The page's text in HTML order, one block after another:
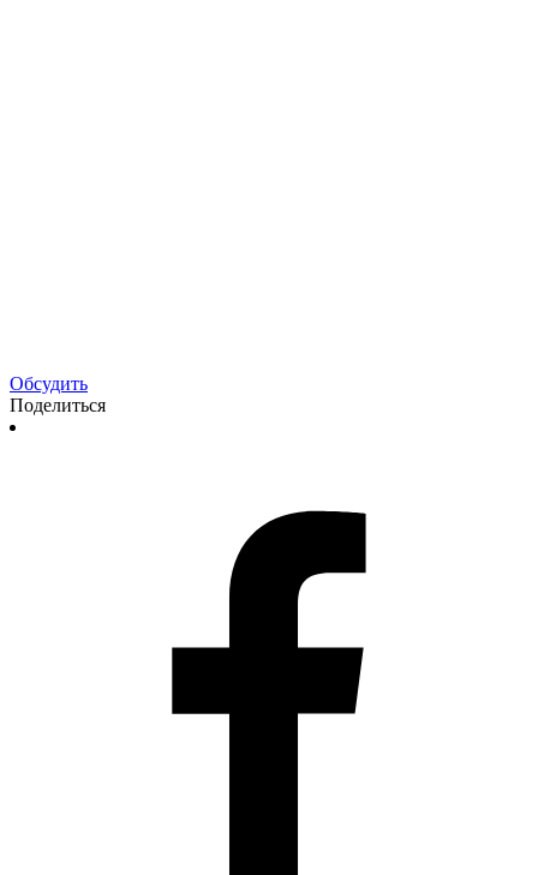
Обсудить
Поделиться